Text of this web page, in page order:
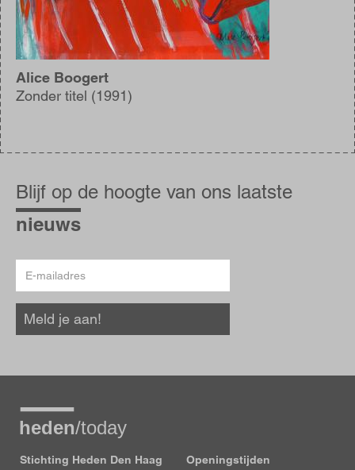
Alice Boogert
Zonder titel (1991)
op
de
hoogte
Blijf op de hoogte van ons laatste
nieuws
mailadres
Meld je aan!
Stichting Heden Den Haag
Openingstijden